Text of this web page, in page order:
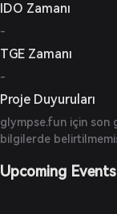
IDO Zamanı
-
TGE Zamanı
-
Proje Duyuruları
glympse.fun için son
bilgilerde
Upcoming Events